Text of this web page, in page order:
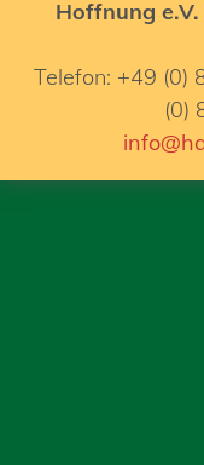
Hoffnung e.V.
Telefon: +49 (0)
(0)